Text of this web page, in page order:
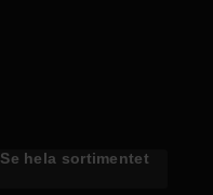
Se hela sortimentet